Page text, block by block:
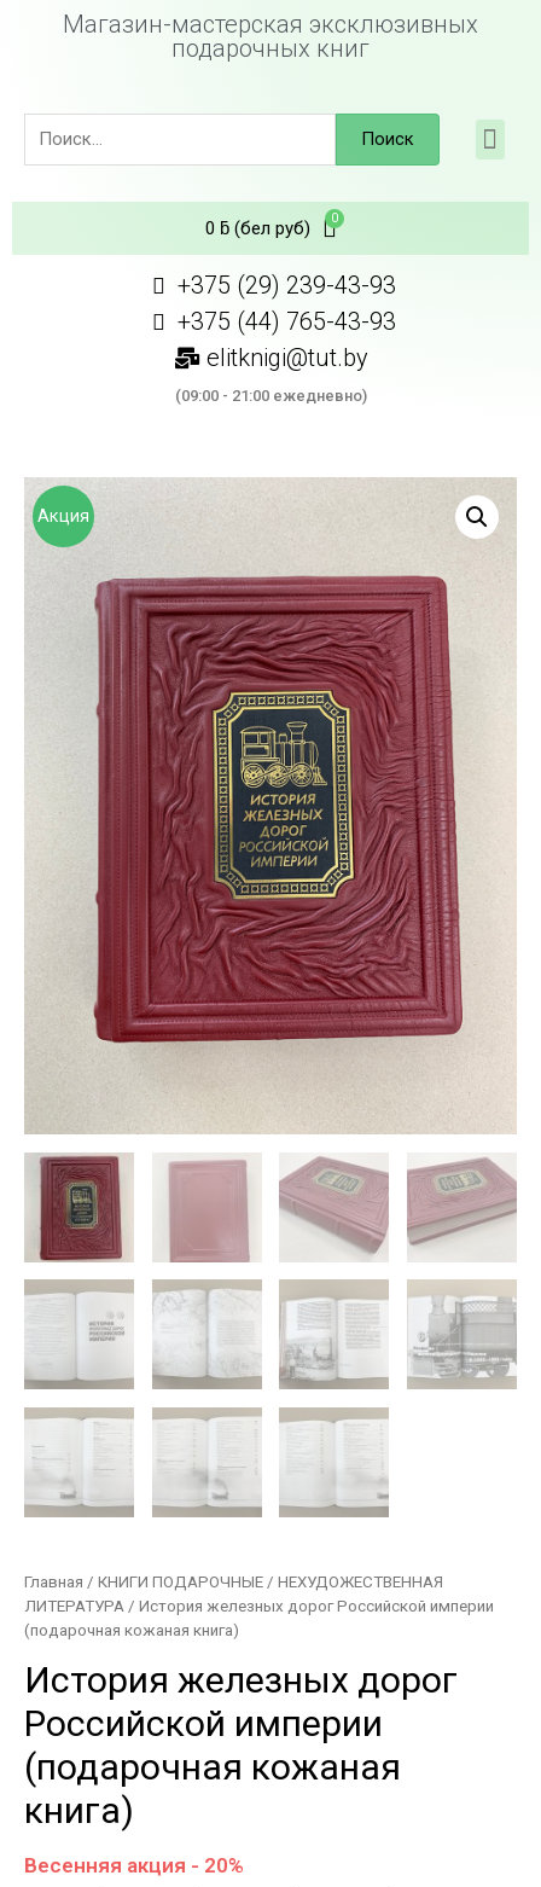
Магазин-мастерская эксклюзивных
подарочных книг
Поиск
0 ƃ(бел руб)
+375 (29) 239-43-93
+375 (44) 765-43-93
elitknigi@tut.by
(09:00 - 21:00 ежедневно)
Акция
Главная / КНИГИ ПОДАРОЧНЫЕ / НЕХУДОЖЕСТВЕННАЯ
ЛИТЕРАТУРА / История железных дорог Российской империи
(подарочная кожаная книга)
История железных дорог
Российской империи
(подарочная кожаная
книга)
Весенняя акция - 20%